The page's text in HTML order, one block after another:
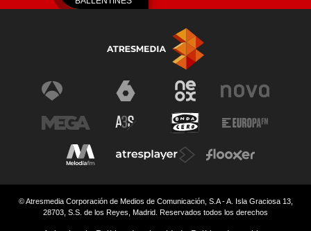
© Atresmedia Corporación de Medios de Comunicación, S.A - A. Isla Graciosa 13,
28703, S.S. de los Reyes, Madrid. Reservados todos los derechos